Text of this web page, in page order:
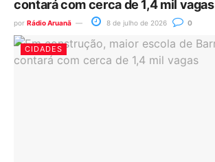
contará com cerca de 1,4 mil vagas
por Rádio Aruanã 8 de julho de 2026 0
CIDADES